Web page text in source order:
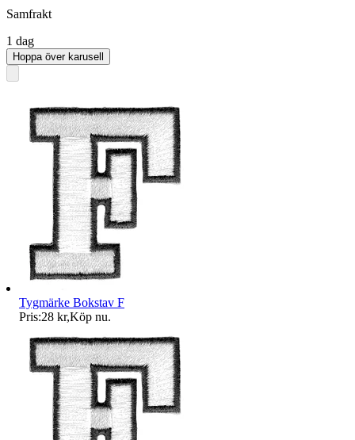
Samfrakt
1 dag
Hoppa över karusell
Tygmärke Bokstav F
Pris:28 kr,Köp nu.